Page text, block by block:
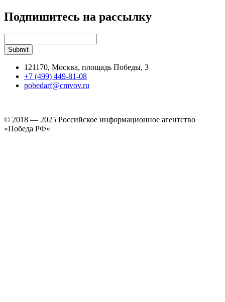
Подпишитесь на рассылку
121170, Москва, площадь Победы, 3
+7 (499) 449-81-08
pobedarf@cmvov.ru
© 2018 — 2025 Российское информационное агентство
«Победа РФ»